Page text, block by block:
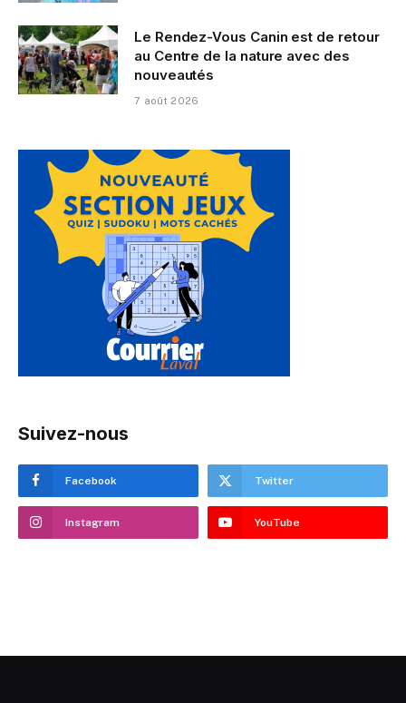
Le Rendez-Vous Canin est de retour
au Centre de la nature avec des
nouveautés
7 août 2026
Suivez-nous
Facebook Twitter
Instagram YouTube